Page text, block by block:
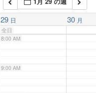
29 日 30 月
全日
7:00 AM
8:00 AM
9:00 AM